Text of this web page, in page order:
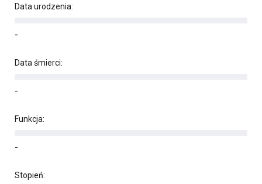
Data urodzenia:
-
Data śmierci:
-
Funkcja:
-
Stopień: